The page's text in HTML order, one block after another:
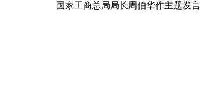
国家工商总局局长周伯华作主题发言